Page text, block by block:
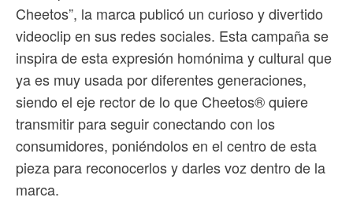
Cheetos”, la marca publicó un curioso y divertido
videoclip en sus redes sociales. Esta campaña se
inspira de esta expresión homónima y cultural que
ya es muy usada por diferentes generaciones,
siendo el eje rector de lo que Cheetos® quiere
transmitir para seguir conectando con los
consumidores, poniéndolos en el centro de esta
pieza para reconocerlos y darles voz dentro de la
marca.